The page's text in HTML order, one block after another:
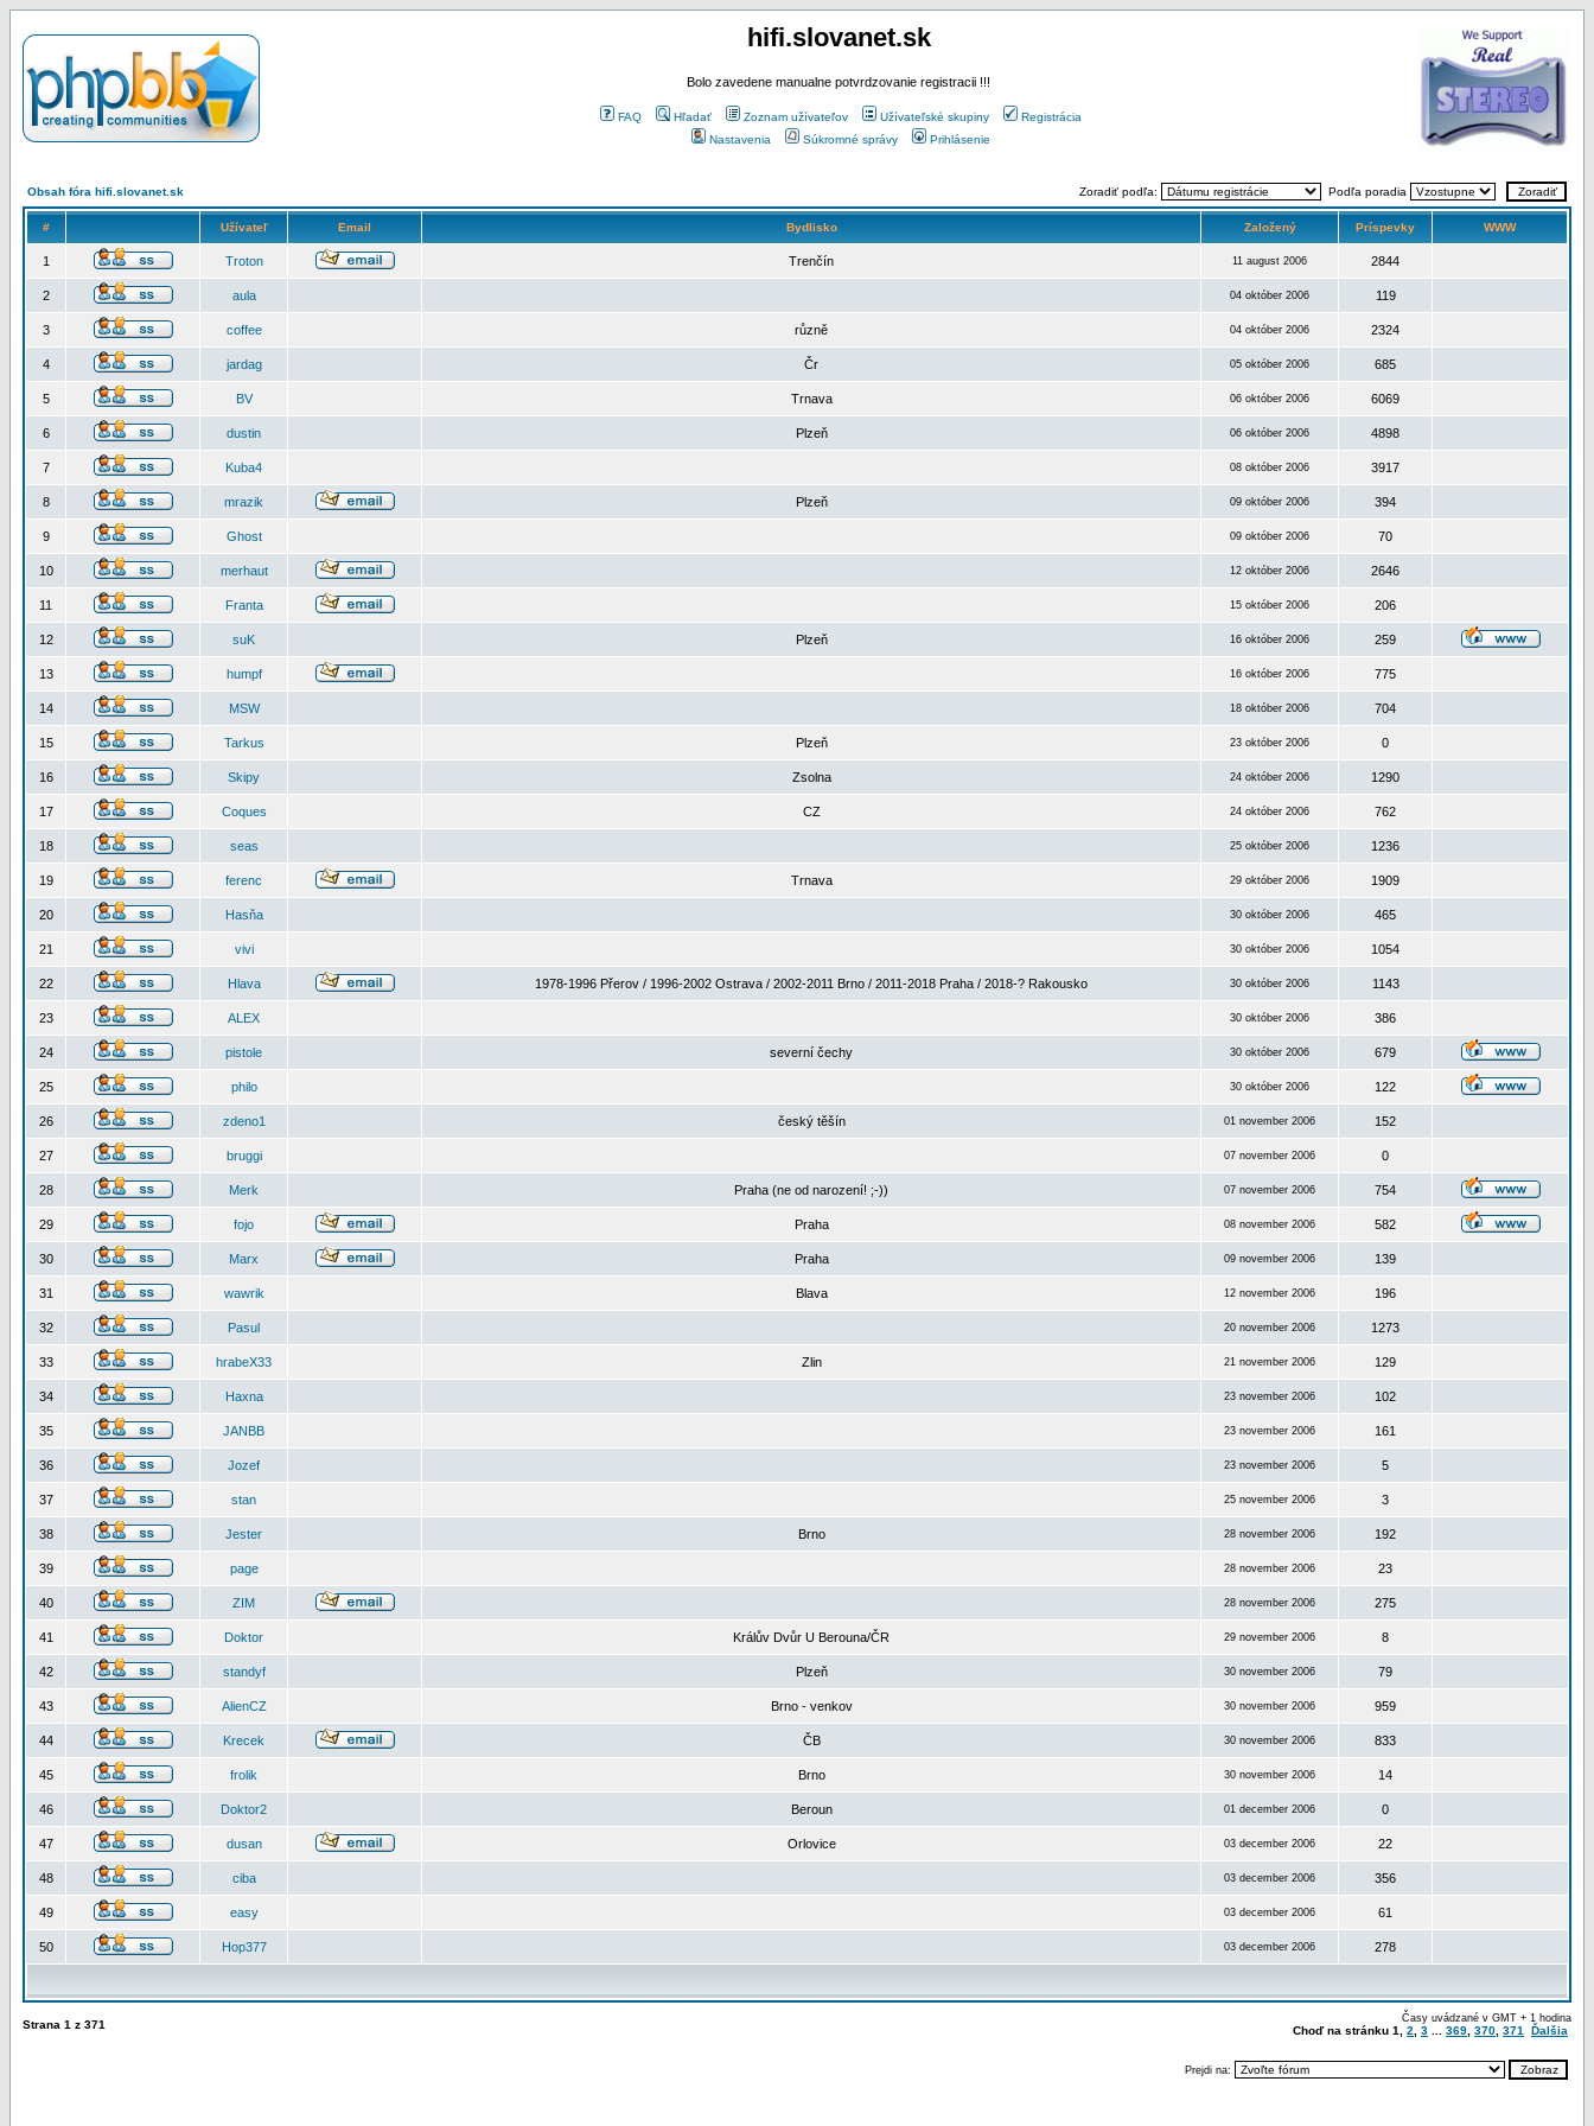
hifi.slovanet.sk
Bolo zavedene manualne potvrdzovanie registracii !!!
FAQ Hľadať Zoznam užívateľov Užívateľské skupiny
Registrácia
Nastavenia
Súkromné správy Prihlásenie
Obsah fóra hifi.slovanet.sk Zoradiť podľa: Podľa poradia
# Užívateľ Email Bydlisko Založený Príspevky WWW
1 Troton Trenčín 11 august 2006 2844
2 aula 04 október 2006 119
3 coffee různě 04 október 2006 2324
4 jardag Čr 05 október 2006 685
5 BV Trnava 06 október 2006 6069
6 dustin Plzeň 06 október 2006 4898
7 Kuba4 08 október 2006 3917
8 mrazik Plzeň 09 október 2006 394
9 Ghost 09 október 2006 70
10 merhaut 12 október 2006 2646
11 Franta 15 október 2006 206
12 suK Plzeň 16 október 2006 259
13 humpf 16 október 2006 775
14 MSW 18 október 2006 704
15 Tarkus Plzeň 23 október 2006 0
16 Skipy Zsolna 24 október 2006 1290
17 Coques CZ 24 október 2006 762
18 seas 25 október 2006 1236
19 ferenc Trnava 29 október 2006 1909
20 Hasňa 30 október 2006 465
21 vivi 30 október 2006 1054
22 Hlava 1978-1996 Přerov / 1996-2002 Ostrava / 2002-2011 Brno / 2011-2018 Praha / 2018-? Rakousko 30 október 2006 1143
23 ALEX 30 október 2006 386
24 pistole severní čechy 30 október 2006 679
25 philo 30 október 2006 122
26 zdeno1 český těšín 01 november 2006 152
27 bruggi 07 november 2006 0
28 Merk Praha (ne od narození! ;-)) 07 november 2006 754
29 fojo Praha 08 november 2006 582
30 Marx Praha 09 november 2006 139
31 wawrik Blava 12 november 2006 196
32 Pasul 20 november 2006 1273
33 hrabeX33 Zlin 21 november 2006 129
34 Haxna 23 november 2006 102
35 JANBB 23 november 2006 161
36 Jozef 23 november 2006 5
37 stan 25 november 2006 3
38 Jester Brno 28 november 2006 192
39 page 28 november 2006 23
40 ZIM 28 november 2006 275
41 Doktor Králův Dvůr U Berouna/ČR 29 november 2006 8
42 standyf Plzeň 30 november 2006 79
43 AlienCZ Brno - venkov 30 november 2006 959
44 Krecek ČB 30 november 2006 833
45 frolik Brno 30 november 2006 14
46 Doktor2 Beroun 01 december 2006 0
47 dusan Orlovice 03 december 2006 22
48 ciba 03 december 2006 356
49 easy 03 december 2006 61
50 Hop377 03 december 2006 278
Strana 1 z 371 Časy uvádzané v GMT + 1 hodina
Choď na stránku 1 2 3 369 370 371 Ďalšia
Prejdi na: